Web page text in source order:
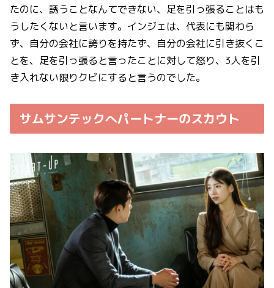
たのに、誘うことなんてできない、足を引っ張ることはも
うしたくないと言います。インジェは、代表にも関わら
ず、自分の会社に誇りを持たず、自分の会社に引き抜くこ
とを、足を引っ張ると言ったことに対して怒り、3人を引
き入れない限りクビにすると言うのでした。
サムサンテックへパートナーのスカウト